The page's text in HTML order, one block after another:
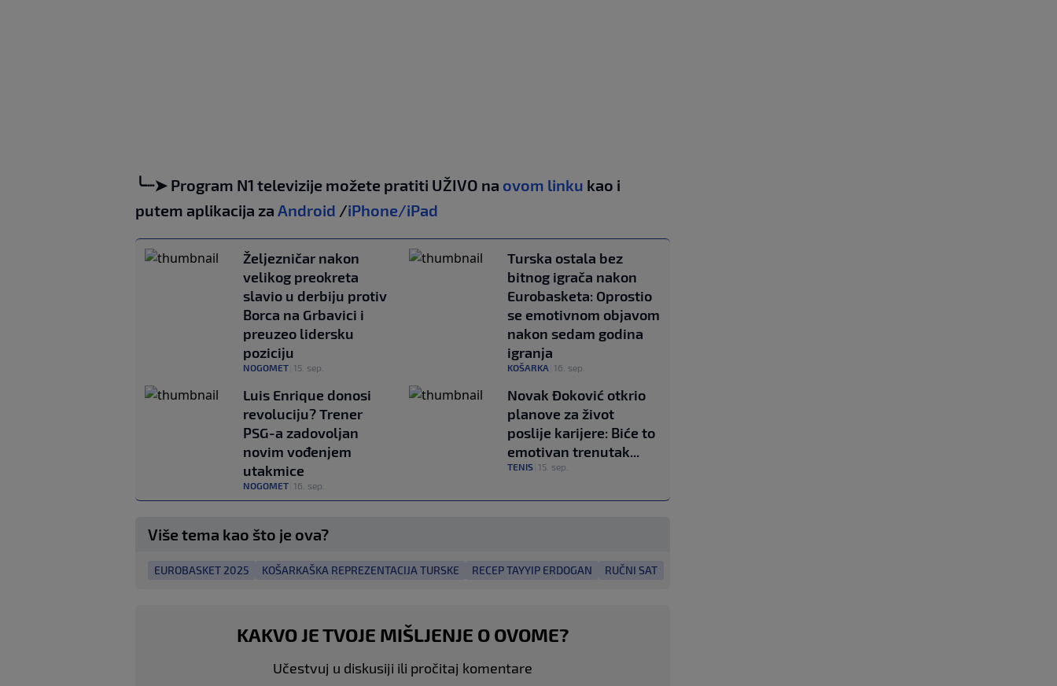
╰┈➤ Program N1 televizije možete pratiti UŽIVO na ovom linku kao i
putem aplikacija za Android /iPhone/iPad
Željezničar nakon
velikog preokreta
slavio u derbiju protiv
Borca na Grbavici i
preuzeo lidersku
poziciju
NOGOMET 15. sep.
Turska ostala bez
bitnog igrača nakon
Eurobasketa: Oprostio
se emotivnom objavom
nakon sedam godina
igranja
KOŠARKA 16. sep.
Luis Enrique donosi
revoluciju? Trener
PSG-a zadovoljan
novim vođenjem
utakmice
NOGOMET 16. sep.
Novak Đoković otkrio
planove za život
poslije karijere: Biće to
emotivan trenutak...
TENIS 15. sep.
Više tema kao što je ova?
EUROBASKET 2025 KOŠARKAŠKA REPREZENTACIJA TURSKE RECEP TAYYIP ERDOGAN RUČNI SAT
KAKVO JE TVOJE MIŠLJENJE O OVOME?
Učestvuj u diskusiji ili pročitaj komentare